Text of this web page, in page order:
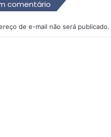
comentário
de e-mail não será publicado.